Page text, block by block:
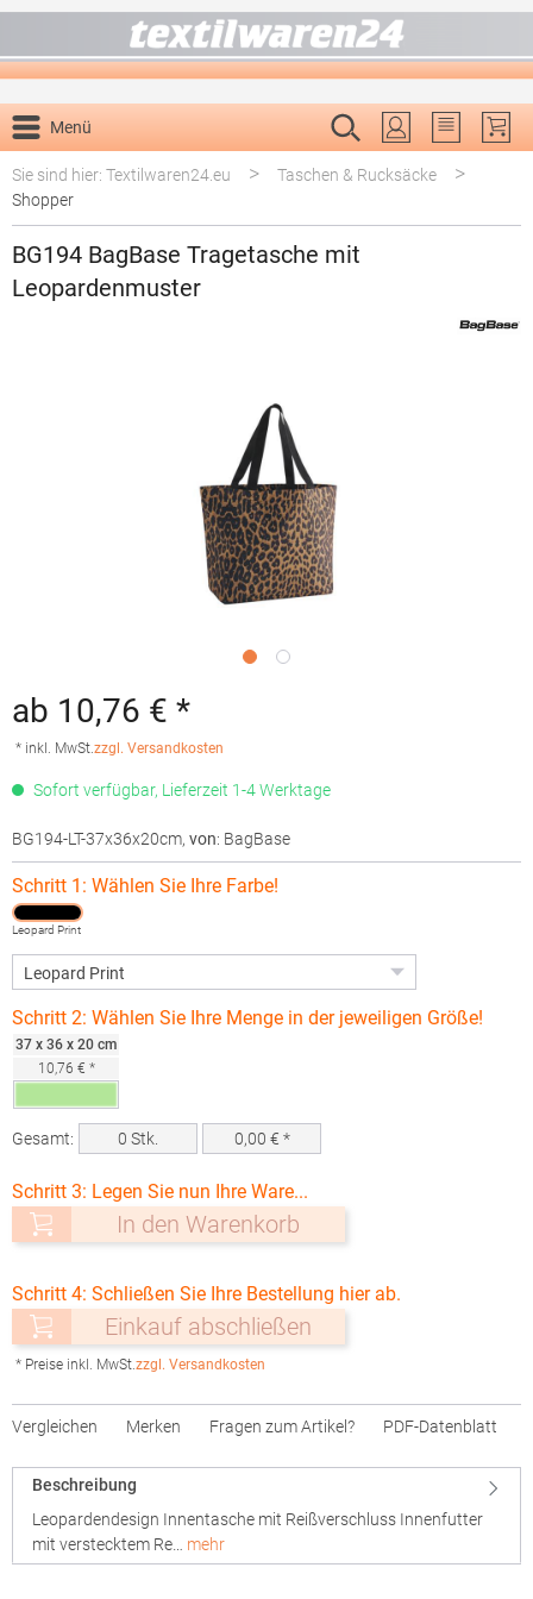
Menü
Du hast 0
Sie sind hier: Textilwaren24.eu
> Taschen & Rucksäcke >
Shopper
BG194 BagBase Tragetasche mit
Leopardenmuster
ab 10,76 € *
* inkl. MwSt.zzgl. Versandkosten
Sofort verfügbar, Lieferzeit 1-4 Werktage
BG194-LT-37x36x20cm, von: BagBase
Schritt 1: Wählen Sie Ihre Farbe!
Leopard Print
Schritt 2: Wählen Sie Ihre Menge in der jeweiligen Größe!
37 x 36 x 20 cm
10,76 € *
Gesamt: 0 Stk. 0,00 € *
Schritt 3: Legen Sie nun Ihre Ware...
In den Warenkorb
Schritt 4: Schließen Sie Ihre Bestellung hier ab.
Einkauf abschließen
* Preise inkl. MwSt.zzgl. Versandkosten
Vergleichen Merken Fragen zum Artikel? PDF-Datenblatt
Beschreibung
Leopardendesign Innentasche mit Reißverschluss Innenfutter
mit verstecktem Re… mehr